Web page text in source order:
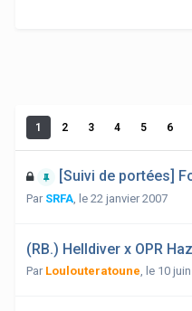
1 2 3 4 5 6
[Suivi de portées]
Par SRFA le 22 janvier 2007
(RB.) Helldiver x OPR
Par Loulouteratoune le 10